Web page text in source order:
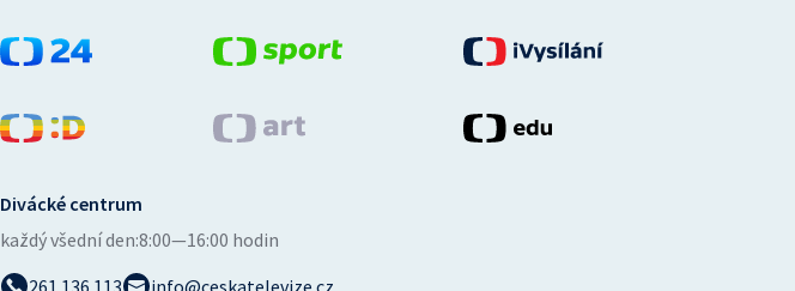
Divácké centrum
každý všední den:8:00—16:00 hodin